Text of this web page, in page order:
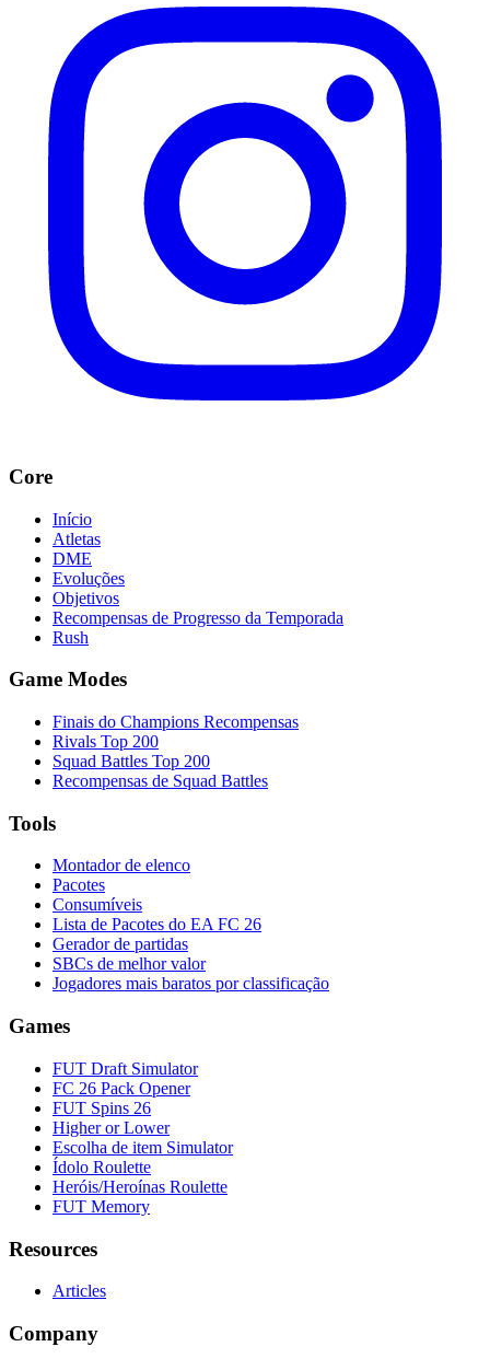
Core
Início
Atletas
DME
Evoluções
Objetivos
Recompensas de Progresso da Temporada
Rush
Game Modes
Finais do Champions Recompensas
Rivals Top 200
Squad Battles Top 200
Recompensas de Squad Battles
Tools
Montador de elenco
Pacotes
Consumíveis
Lista de Pacotes do EA FC 26
Gerador de partidas
SBCs de melhor valor
Jogadores mais baratos por classificação
Games
FUT Draft Simulator
FC 26 Pack Opener
FUT Spins 26
Higher or Lower
Escolha de item Simulator
Ídolo Roulette
Heróis/Heroínas Roulette
FUT Memory
Resources
Articles
Company